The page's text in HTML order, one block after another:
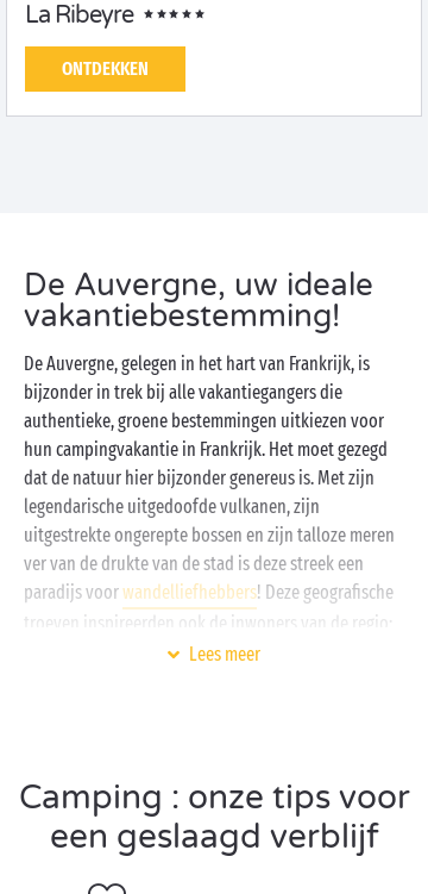
La Ribeyre
ONTDEKKEN
De Auvergne, uw ideale
vakantiebestemming!
De Auvergne, gelegen in het hart van Frankrijk, is
bijzonder in trek bij alle vakantiegangers die
authentieke, groene bestemmingen uitkiezen voor
hun campingvakantie in Frankrijk. Het moet gezegd
dat de natuur hier bijzonder genereus is. Met zijn
legendarische uitgedoofde vulkanen, zijn
uitgestrekte ongerepte bossen en zijn talloze meren
ver van de drukte van de stad is deze streek een
paradijs voorwandelliefhebbers! Deze geografische
troeven inspireerden ook de inwoners van de regio:
overal ontdekt u historische monumenten en dorpen
5-sterrencampingwaar u optimaal kunt ontspannen
en relaxen.Een overdekt en verwarmd zwembad, een
privémeer waarin u kunt zwemmen, een
Lees meer
Camping : onze tips voor
een geslaagd verblijf